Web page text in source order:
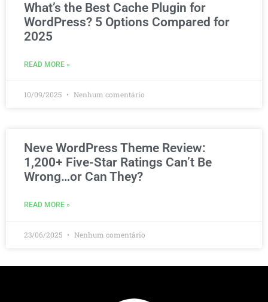
What’s the Best Cache Plugin for
WordPress? 5 Options Compared for
2025
READ MORE »
10/09/2025 Nenhum comentário
Neve WordPress Theme Review:
1,200+ Five-Star Ratings Can’t Be
Wrong…or Can They?
READ MORE »
23/06/2025 Nenhum comentário